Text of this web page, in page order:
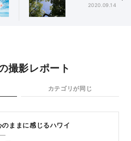
2020.09.14
撮影レポート
カテゴリが同じ
のままに感じるハワイ